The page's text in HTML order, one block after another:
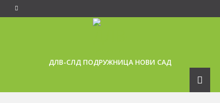
ДЛВ-СЛД ПОДРУЖНИЦА НОВИ САД